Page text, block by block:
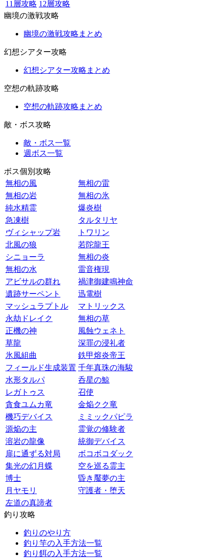
11層攻略 12層攻略
幽境の激戦攻略
幽境の激戦攻略まとめ
幻想シアター攻略
幻想シアター攻略まとめ
空想の軌跡攻略
空想の軌跡攻略まとめ
敵・ボス攻略
敵・ボス一覧
週ボス一覧
ボス個別攻略
無相の風
無相の雷
無相の岩
無相の氷
純水精霊
爆炎樹
急凍樹
タルタリヤ
ヴィシャップ岩
トワリン
北風の狼
若陀龍王
シニョーラ
無相の炎
無相の水
雷音権現
アビサルの群れ
禍津御建鳴神命
遺跡サーペント
迅電樹
マッシュラプトル
マトリックス
永劫ドレイク
無相の草
正機の神
風蝕ウェネト
草龍
深罪の浸礼者
氷風組曲
鉄甲熔炎帝王
フィールド生成装置 千年真珠の海駿
水形タルパ
呑星の鯨
レガトゥス
召使
貪食ユムカ竜
金焔クク竜
機巧デバイス
ミミックパピラ
源焔の主
霊覚の修験者
溶岩の龍像
統御デバイス
扉に通ずる対局
ボコボコダック
集光の幻月蝶
空を巡る霊主
博士
昏き魘夢の主
月ヤモリ
守護者・堕天
左道の真諦者
釣り攻略
釣りのやり方
釣り竿の入手方法一覧
釣り餌の入手方法一覧